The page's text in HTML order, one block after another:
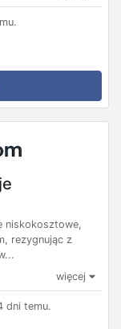
niskokosztowe,
rezygnując z
więcej
dni temu.